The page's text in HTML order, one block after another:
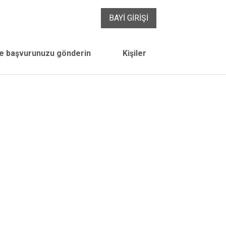
başvurunuzu gönderin Kişiler
BAYI GIRIŞI